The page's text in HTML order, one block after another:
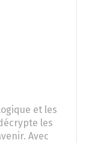
et les
les
Avec